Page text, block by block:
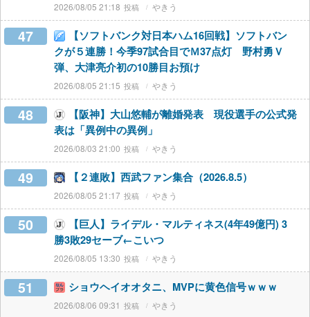
2026/08/05 21:18 やきう
47
【ソフトバンク対日本ハム16回戦】ソフトバン
クが５連勝！今季97試合目でＭ37点灯 野村勇Ｖ
弾、大津亮介初の10勝目お預け
2026/08/05 21:15 やきう
48
【阪神】大山悠輔が離婚発表 現役選手の公式発
表は「異例中の異例」
2026/08/03 21:00 やきう
49 【２連敗】西武ファン集合（2026.8.5）
2026/08/05 21:17 やきう
50
【巨人】ライデル・マルティネス(4年49億円) 3
勝3敗29セーブ←こいつ
2026/08/05 13:30 やきう
51 ショウヘイオオタニ、MVPに黄色信号ｗｗｗ
2026/08/06 09:31 やきう